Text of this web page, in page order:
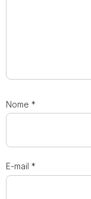
Nome *
E-mail *